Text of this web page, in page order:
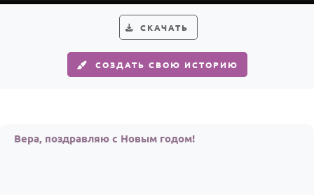
Календарь праздников
Женщине
Папе
СКАЧАТЬ
СОЗДАТЬ СВОЮ ИСТОРИЮ
Вера, поздравляю с Новым годом!